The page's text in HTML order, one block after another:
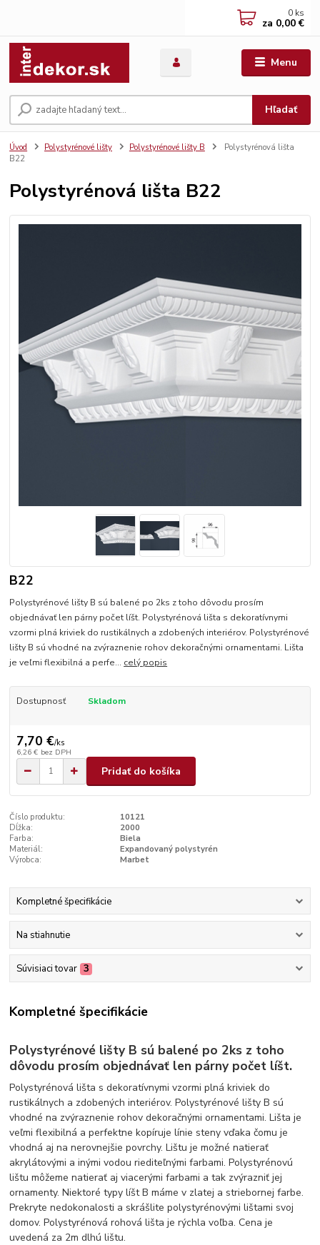
Menu
Hľadať
0 ks
za 0,00 €
Úvod Polystyrénové lišty Polystyrénové lišty B
Polystyrénová lišta
B22
Polystyrénová lišta B22
B22
Polystyrénové lišty B sú balené po 2ks z toho dôvodu prosím
objednávať len párny počet líšt. Polystyrénová lišta s dekoratívnymi
vzormi plná kriviek do rustikálnych a zdobených interiérov. Polystyrénové
lišty B sú vhodné na zvýraznenie rohov dekoračnými ornamentami. Lišta
je veľmi flexibilná a perfe... celý popis
Dostupnosť Skladom
7,70 €/ks
6,26 € bez DPH
Pridať do košíka
Číslo produktu:
10121
Dĺžka:
2000
Farba:
Biela
Materiál:
Expandovaný polystyrén
Výrobca:
Marbet
Kompletné špecifikácie
Na stiahnutie
Súvisiaci tovar 3
Kompletné špecifikácie
Polystyrénové lišty B sú balené po 2ks z toho
dôvodu prosím objednávať len párny počet líšt.
Polystyrénová lišta s dekoratívnymi vzormi plná kriviek do
rustikálnych a zdobených interiérov. Polystyrénové lišty B sú
vhodné na zvýraznenie rohov dekoračnými ornamentami. Lišta je
veľmi flexibilná a perfektne kopíruje línie steny vďaka čomu je
vhodná aj na nerovnejšie povrchy. Lištu je možné natierať
akrylátovými a inými vodou riediteľnými farbami. Polystyrénovú
lištu môžeme natierať aj viacerými farbami a tak zvýrazniť jej
ornamenty. Niektoré typy líšt B máme v zlatej a striebornej farbe.
Prekryte nedokonalosti a skrášlite polystyrénovými lištami svoj
domov. Polystyrénová rohová lišta je rýchla voľba. Cena je
uvedená za 2m dlhú lištu.